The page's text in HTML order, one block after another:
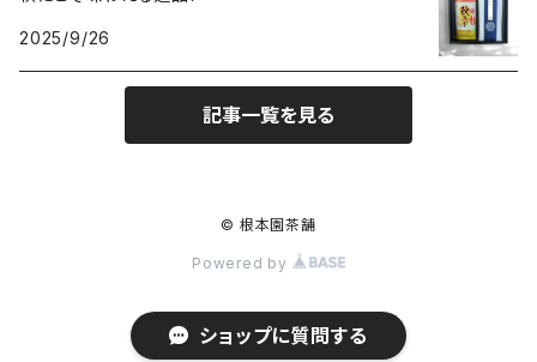
2025/9/26
記事一覧を見る
© 根本園茶舗
Powered by
ショップに質問する